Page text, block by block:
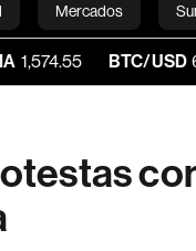
Mercados
Green Economía
BTC/USD 62,618.38